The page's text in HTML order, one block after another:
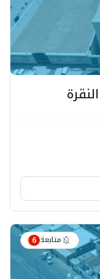
متابعة 6